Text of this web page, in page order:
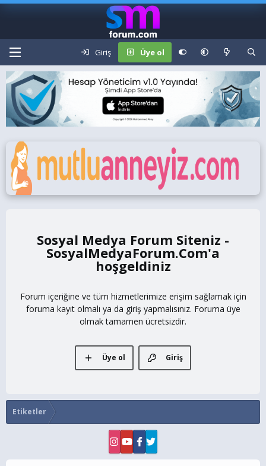
Giriş Üye ol
Sosyal Medya Forum Siteniz -
SosyalMedyaForum.Com
Forum içeriğine ve tüm hizmetlerimize erişim sağlamak için
foruma kayıt olmalı ya da giriş yapmalısınız. Foruma üye
olmak tamamen ücretsizdir.
Giriş
Üye ol
Etiketler